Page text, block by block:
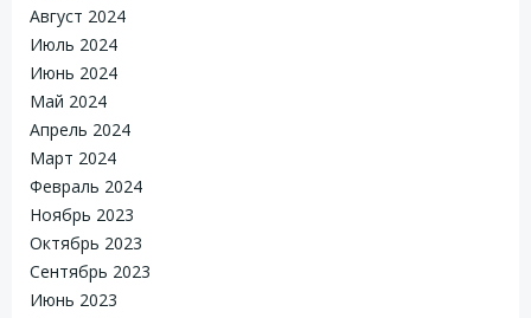
Август 2024
Июль 2024
Июнь 2024
Май 2024
Апрель 2024
Март 2024
Февраль 2024
Ноябрь 2023
Октябрь 2023
Сентябрь 2023
Июнь 2023